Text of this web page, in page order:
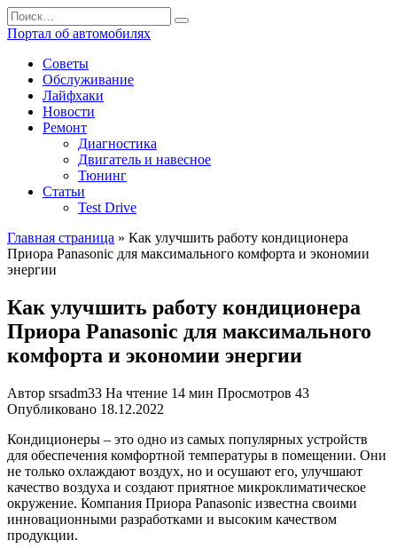
Перейти
к
содержанию
Search
for:
Портал об автомобилях
Советы
Обслуживание
Лайфхаки
Новости
Ремонт
Диагностика
Двигатель и навесное
Тюнинг
Статьи
Test Drive
Главная страница » Как улучшить работу кондиционера
Приора Panasonic для максимального комфорта и экономии
энергии
Как улучшить работу кондиционера
Приора Panasonic для максимального
комфорта и экономии энергии
Автор srsadm33 На чтение 14 мин Просмотров 43
Опубликовано 18.12.2022
Кондиционеры – это одно из самых популярных устройств
для обеспечения комфортной температуры в помещении. Они
не только охлаждают воздух, но и осушают его, улучшают
качество воздуха и создают приятное микроклиматическое
окружение. Компания Приора Panasonic известна своими
инновационными разработками и высоким качеством
продукции.